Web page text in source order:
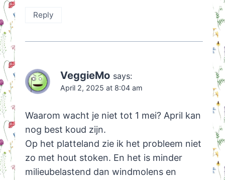
Reply
VeggieMo says:
April 2, 2025 at 8:04 am
Waarom wacht je niet tot 1 mei? April kan
nog best koud zijn.
Op het platteland zie ik het probleem niet
zo met hout stoken. En het is minder
milieubelastend dan windmolens en